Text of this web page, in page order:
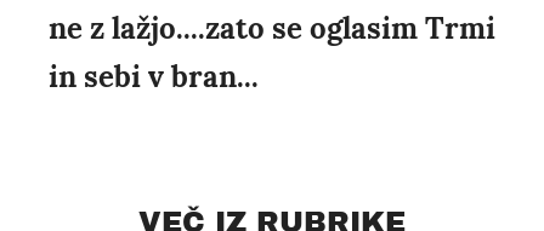
ne z lažjo....zato se oglasim Trmi
in sebi v bran...
VEČ IZ RUBRIKE